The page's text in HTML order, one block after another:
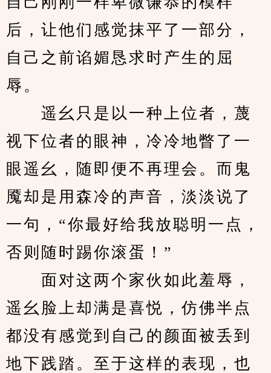
后，让他们感觉抹平了一部分，
自己之前谄媚恳求时产生的屈
辱。
遥幺只是以一种上位者，蔑
视下位者的眼神，冷冷地瞥了一
眼遥幺，随即便不再理会。而鬼
魇却是用森冷的声音，淡淡说了
一句，“你最好给我放聪明一点，
否则随时踢你滚蛋！”
面对这两个家伙如此羞辱，
遥幺脸上却满是喜悦，仿佛半点
都没有感觉到自己的颜面被丢到
地下践踏。至于这样的表现，也